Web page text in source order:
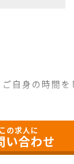
自身の時間
け付けていま
ースで業務
て働ける環境
この求人に
い合わせ